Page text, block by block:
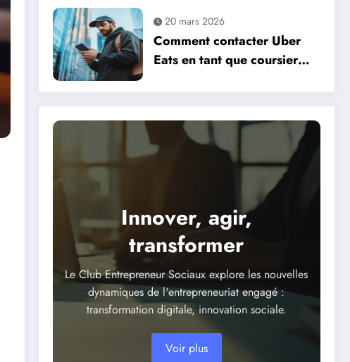
20 mars 2026
Comment contacter Uber
Eats en tant que coursier
dysfonctionnements
techniques ?
Innover, agir,
transformer
Le Club Entrepreneur Sociaux explore les nouvelles
dynamiques de l'entrepreneuriat engagé :
transformation digitale, innovation sociale.
Voir plus